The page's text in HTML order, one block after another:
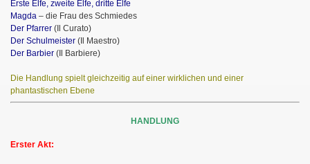
Erste Elfe, zweite Elfe, dritte Elfe
Magda – die Frau des Schmiedes
Der Pfarrer (Il Curato)
Der Schulmeister (Il Maestro)
Der Barbier (Il Barbiere)
Die Handlung spielt gleichzeitig auf einer wirklichen und einer
phantastischen Ebene
HANDLUNG
Erster Akt: